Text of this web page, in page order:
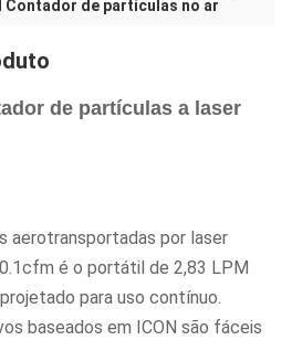
Contador de partículas no ar
de partículas a laser
aerotransportadas por laser
é o portátil de 2,83 LPM
para uso contínuo.
baseados em ICON são fáceis